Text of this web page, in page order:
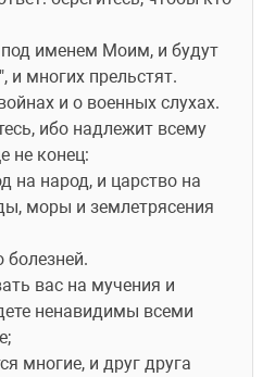
именем Моим, и будут
и многих прельстят.
и о военных слухах.
ибо надлежит всему
не конец:
на народ, и царство на
моры и землетрясения
болезней.
вас на мучения и
ненавидимы всеми
многие, и друг друга